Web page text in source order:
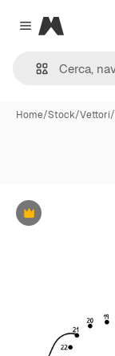
Close menu
Magnific
Home/Stock/Vettori/
Premium